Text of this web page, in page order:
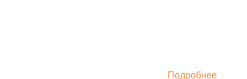
Подробнее